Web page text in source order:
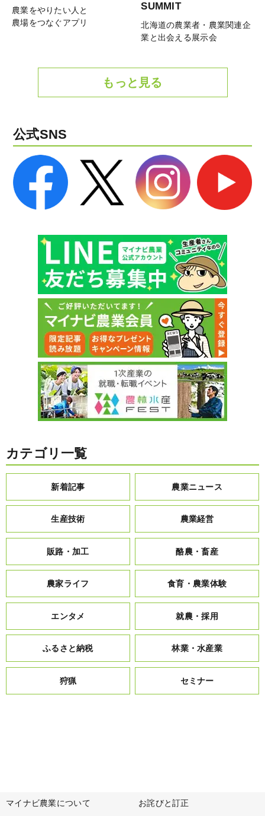
農業をやりたい人と
農場をつなぐアプリ
SUMMIT
北海道の農業者・農業関連企
業と出会える展示会
もっと見る
公式SNS
カテゴリ一覧
新着記事 農業ニュース
生産技術 農業経営
販路・加工 酪農・畜産
農家ライフ 食育・農業体験
エンタメ 就農・採用
ふるさと納税 林業・水産業
狩猟 セミナー
マイナビ農業について お詫びと訂正